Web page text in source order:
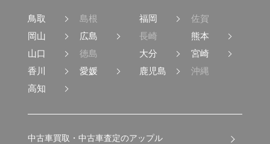
鳥取
島根
岡山
広島
山口
徳島
香川
愛媛
高知
福岡
佐賀
長崎
熊本
大分
宮崎
鹿児島
沖縄
中古車買取・中古車査定のアップル